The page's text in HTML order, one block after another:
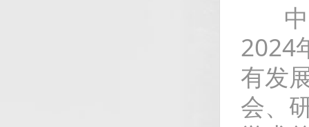
中
2024
有发
会、